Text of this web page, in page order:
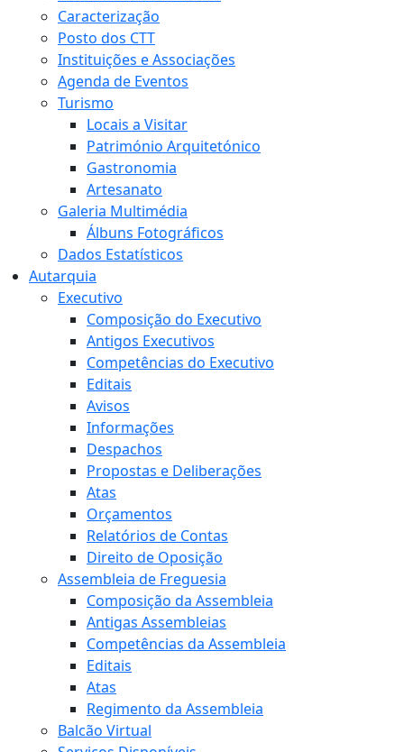
Caracterização
Posto dos CTT
Instituições e Associações
Agenda de Eventos
Turismo
Locais a Visitar
Património Arquitetónico
Gastronomia
Artesanato
Galeria Multimédia
Álbuns Fotográficos
Dados Estatísticos
Autarquia
Executivo
Composição do Executivo
Antigos Executivos
Competências do Executivo
Editais
Avisos
Informações
Despachos
Propostas e Deliberações
Atas
Orçamentos
Relatórios de Contas
Direito de Oposição
Assembleia de Freguesia
Composição da Assembleia
Antigas Assembleias
Competências da Assembleia
Editais
Atas
Regimento da Assembleia
Balcão Virtual